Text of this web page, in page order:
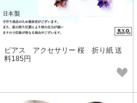
ピアス アクセサリー 桜 折り紙 送
料185円